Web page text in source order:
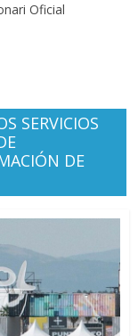
Oficial
SERVICIOS
DE